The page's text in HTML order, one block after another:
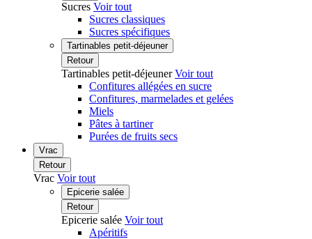
Sucres Voir tout
Sucres classiques
Sucres spécifiques
Tartinables petit-déjeuner
Retour
Tartinables petit-déjeunerVoir tout
Confitures allégées en sucre
Confitures, marmelades et gelées
Miels
Pâtes à tartiner
Purées de fruits secs
Vrac
Retour
Vrac Voir tout
Epicerie salée
Retour
Epicerie salée Voir tout
Apéritifs